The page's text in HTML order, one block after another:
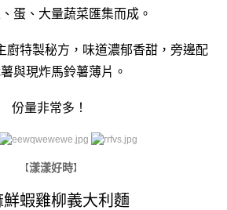
蛋、大量蔬菜匯集而成。
廚特製秘方，味道濃郁香甜，旁邊配
與現炸馬鈴薯薄片。
份量非常多！
【漾漾好時】
鮮蝦雞柳義大利麵